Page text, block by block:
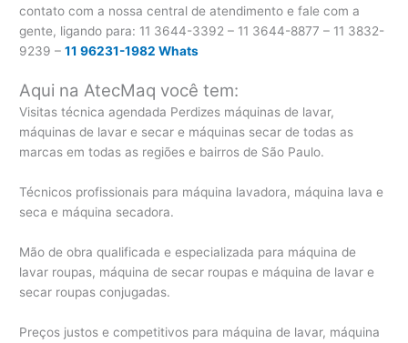
contato com a nossa central de atendimento e fale com a
gente, ligando para: 11 3644-3392 – 11 3644-8877 – 11 3832-
9239 –11 96231-1982 Whats
Aqui na AtecMaq você tem:
Visitas técnica agendada Perdizes máquinas de lavar,
máquinas de lavar e secar e máquinas secar de todas as
marcas em todas as regiões e bairros de São Paulo.
Técnicos profissionais para máquina lavadora, máquina lava e
seca e máquina secadora.
Mão de obra qualificada e especializada para máquina de
lavar roupas, máquina de secar roupas e máquina de lavar e
secar roupas conjugadas.
Preços justos e competitivos para máquina de lavar, máquina